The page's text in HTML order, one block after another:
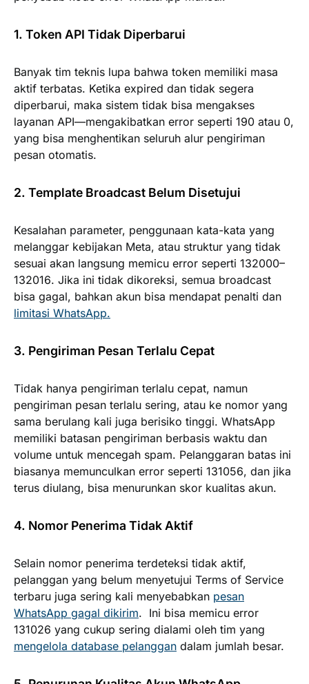
1. Token API Tidak Diperbarui
Banyak tim teknis lupa bahwa token memiliki masa
aktif terbatas. Ketika expired dan tidak segera
diperbarui, maka sistem tidak bisa mengakses
layanan API—mengakibatkan error seperti 190 atau 0,
yang bisa menghentikan seluruh alur pengiriman
pesan otomatis.
2. Template Broadcast Belum Disetujui
Kesalahan parameter, penggunaan kata-kata yang
melanggar kebijakan Meta, atau struktur yang tidak
sesuai akan langsung memicu error seperti 132000–
132016. Jika ini tidak dikoreksi, semua broadcast
bisa gagal, bahkan akun bisa mendapat penalti dan
limitasi WhatsApp.
3. Pengiriman Pesan Terlalu Cepat
Tidak hanya pengiriman terlalu cepat, namun
pengiriman pesan terlalu sering, atau ke nomor yang
sama berulang kali juga berisiko tinggi. WhatsApp
memiliki batasan pengiriman berbasis waktu dan
volume untuk mencegah spam. Pelanggaran batas ini
biasanya memunculkan error seperti 131056, dan jika
terus diulang, bisa menurunkan skor kualitas akun.
4. Nomor Penerima Tidak Aktif
Selain nomor penerima terdeteksi tidak aktif,
pelanggan yang belum menyetujui Terms of Service
terbaru juga sering kali menyebabkan pesan
WhatsApp gagal dikirim. Ini bisa memicu error
131026 yang cukup sering dialami oleh tim yang
mengelola database pelanggan dalam jumlah besar.